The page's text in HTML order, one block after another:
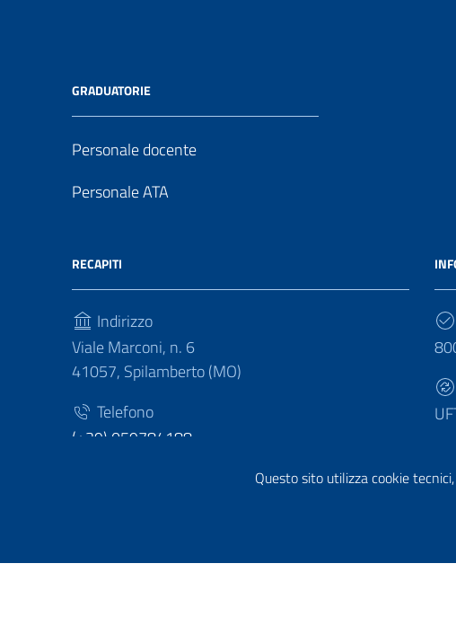
Questo sito utilizza cookie
GRADUATORIE
Personale docente
Personale ATA
RECAPITI
Indirizzo
Viale Marconi, n. 6
41057, Spilamberto (MO)
Telefono
(+39) 059784188